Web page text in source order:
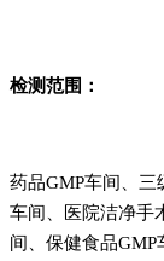
检测范围：
药品GMP车间、三
车间、医院洁净手
间、保健食品